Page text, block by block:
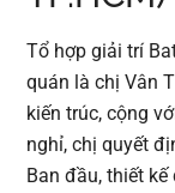
Tổ hợp giải trí
quán là chị Vân
kiến trúc, cộng
nghỉ, chị quyết
Ban đầu, thiết